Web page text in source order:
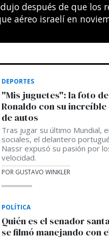
artística por parejas
de París.
"Mis juguetes": la foto de
Ronaldo con su
de autos
Tras jugar su último Mundial,
sociales, el delantero
Nassr expusó su pasión por
velocidad.
POR GUSTAVO WINKLER
Quién es el senador
se filmó manejando con
En redes sociales se viralizó el